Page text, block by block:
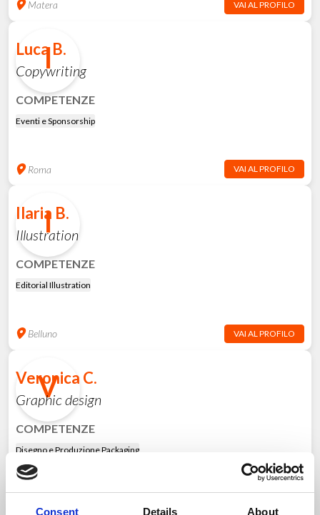
Consent Details About
Matera VAI AL PROFILO
l
Luca B.
Copywriting
COMPETENZE
Eventi e Sponsorship
Roma VAI AL PROFILO
I
Ilaria B.
Illustration
COMPETENZE
Editorial Illustration
Belluno VAI AL PROFILO
V
Veronica C.
Graphic design
COMPETENZE
Disegno e Produzione Packaging